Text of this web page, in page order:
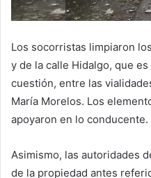
Los socorristas limpiaron
y de la calle Hidalgo, que
cuestión, entre las
María Morelos. Los
apoyaron en lo conducente.
Asimismo, las autoridades
de la propiedad antes